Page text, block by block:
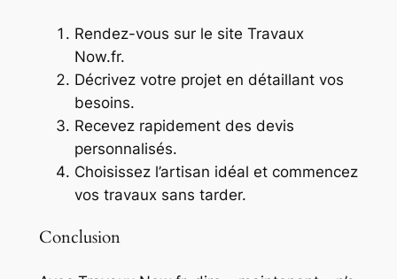
Rendez-vous sur le site Travaux
Now.fr.
Décrivez votre projet en détaillant vos
besoins.
Recevez rapidement des devis
personnalisés.
Choisissez l’artisan idéal et commencez
vos travaux sans tarder.
Conclusion